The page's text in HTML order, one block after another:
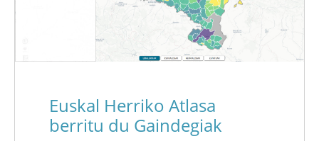
Euskal Herriko Atlasa
berritu du Gaindegiak